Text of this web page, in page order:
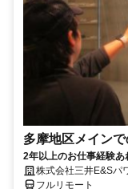
多摩地区メイン
2年以上のお仕事経験あ
株式会社三井E&Sパ
フルリモート